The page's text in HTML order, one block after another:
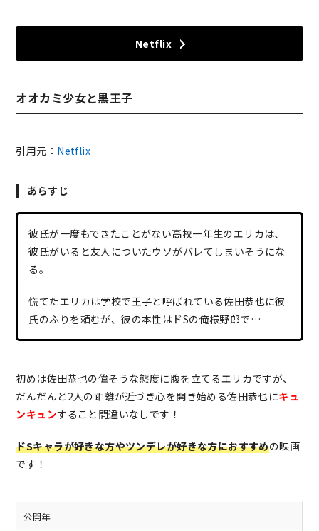
Netflix
オオカミ少女と黒王子
引用元： Netflix
あらすじ
彼氏が一度もできたことがない高校一年生のエリカは、
彼氏がいると友人についたウソがバレてしまいそうにな
る。
慌てたエリカは学校で王子と呼ばれている佐田恭也に彼
氏のふりを頼むが、彼の本性はドSの俺様野郎で…
初めは佐田恭也の偉そうな態度に腹を立てるエリカですが、
だんだんと2人の距離が近づき心を開き始める佐田恭也にキュ
ンキュンすること間違いなしです！
ドSキャラが好きな方やツンデレが好きな方におすすめの映画
です！
公開年